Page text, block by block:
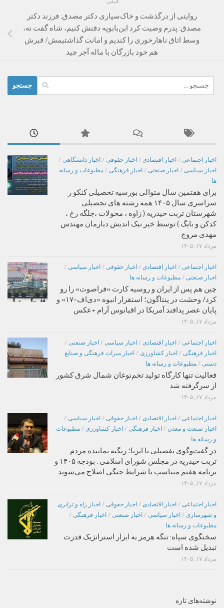
روایتی از درگذشت و خاک‌سپاری دکتر مصدق: فرزند دکتر
مصدق: پدرم وصیت کرد ابن‌بابویه دفنش کنیم، شاه گفت نه،
وسط اتاق ناهارخوری را کندیم و امانت گذاشتیمش/ قبرش
هم خود بازرگان با ماله آجر چید
برای:
اخبار اجتماعی / اخبار اقتصادی / اخبار حقوقی / اخبار دانشگاهی /
اخبار سیاسی / اخبار صنعتی / اخبار فرهنگی / مطبوعات و رسانه
ها
برای هفتمین سال متوالی بورسیه تحصیلی کنکو ر
سراسری سال ۱۴۰۵ همه رشته های تحصیلی
شهرستان تربت حیدریه ( زاوه ، محولات ،جلگه رخ ،
کدکن و بایگ ) توسط خیر نیک اندیش دیارمان مهندس
مهدی مروج
مرداد ۱۷, ۱۴۰۵
اخبار اجتماعی / اخبار اقتصادی / اخبار حقوقی / اخبار سیاسی /
اخبار صنعتی / مطبوعات و رسانه ها
چین هم پس از ایران و روسیه کارت «فراصوت» را رو
کرد/ وحشت در پنتاگون؛ استقرار انبوه «دی‌اف‑۱۷» و
پایان عصر پدافند آمریکا در اقیانوس آرام +عکس
مرداد ۱۷, ۱۴۰۵
اخبار اجتماعی / اخبار اقتصادی / اخبار سیاسی / اخبار صنعتی /
اخبار فرهنگی / اخبار کشاورزی / اخبار میراث فرهنگی و صنایع
دستی / مطبوعات و رسانه ها
فعالیت تنها کارگاه تولید تخم‌نوغان شمال شرق کشور
از سرگرفته شد
مرداد ۱۷, ۱۴۰۵
اخبار اجتماعی / اخبار اقتصادی / اخبار حقوقی / اخبار سیاسی /
اخبار صنعت و معدن / اخبار فرهنگی / اخبار کشاورزی / مطبوعات
و رسانه ها
در گفت‌وگوی تفصیلی با ایرنا؛ زنگنه نماینده مردم
تربت حیدریه در مجلس شورای اسلامی : بودجه ۱۴۰۵ و
برنامه هفتم متناسب با شرایط جنگی اصلاح می‌شوند
مرداد ۱۷, ۱۴۰۵
اخبار اجتماعی / اخبار اقتصادی / اخبار حقوقی / اخبار راه و ترابری
و شهرسازی / اخبار سیاسی / اخبار صنعتی / اخبار فرهنگی /
مطبوعات و رسانه ها
سخنگوی سپاه: تنگه هرمز به ابزار استراتژیک قدرت
تبدیل شده است
مرداد ۱۷, ۱۴۰۵
نوشته‌های تازه